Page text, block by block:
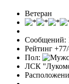
Ветеран
Сообщений:
Рейтинг
Пол:
ЛСК